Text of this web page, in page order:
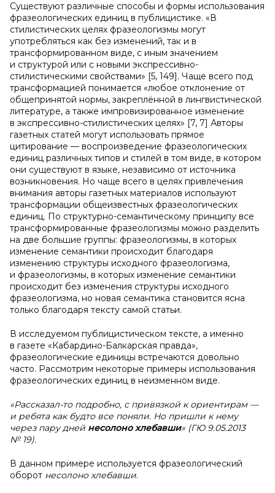
Существуют различные способы и формы использования
фразеологических единиц в публицистике. «В
стилистических целях фразеологизмы могут
употребляться как без изменений, так и в
трансформированном виде, с иным значением
и структурой или с новыми экспрессивно-
стилистическими свойствами» [5, 149]. Чаще всего под
трансформацией понимается «любое отклонение от
общепринятой нормы, закреплённой в лингвистической
литературе, а также импровизированное изменение
в экспрессивно-стилистических целях» [7, 7] Авторы
газетных статей могут использовать прямое
цитирование — воспроизведение фразеологических
единиц различных типов и стилей в том виде, в котором
они существуют в языке, независимо от источника
возникновения. Но чаще всего в целях привлечения
внимания авторы газетных материалов используют
трансформации общеизвестных фразеологических
единиц. По структурно-семантическому принципу все
трансформированные фразеологизмы можно разделить
на две большие группы: фразеологизмы, в которых
изменение семантики происходит благодаря
изменению структуры исходного фразеологизма,
и фразеологизмы, в которых изменение семантики
происходит без изменения структуры исходного
фразеологизма, но новая семантика становится ясна
только благодаря тексту самой статьи.
В исследуемом публицистическом тексте, а именно
в газете «Кабардино-Балкарская правда»,
фразеологические единицы встречаются довольно
часто. Рассмотрим некоторые примеры использования
фразеологических единиц в неизменном виде.
«Рассказал-то подробно, с привязкой к ориентирам —
и ребята как будто все поняли. Но пришли к нему
через пару дней несолоно хлебавши» (ГЮ 9.05.2013
№ 19).
В данном примере используется фразеологический
оборот несолоно хлебавши.